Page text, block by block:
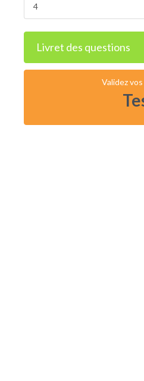
4
Livret des questions
Validez